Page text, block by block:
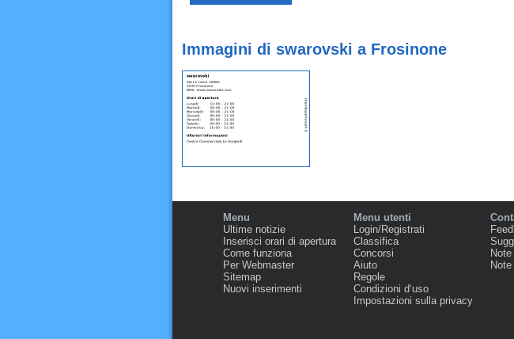
Immagini di swarovski a Frosinone
Menu
Ultime notizie
Inserisci orari di apertura
Come funziona
Per Webmaster
Sitemap
Nuovi inserimenti
Menu utenti
Login/Registrati
Classifica
Concorsi
Aiuto
Regole
Condizioni d‘uso
Impostazioni sulla privacy